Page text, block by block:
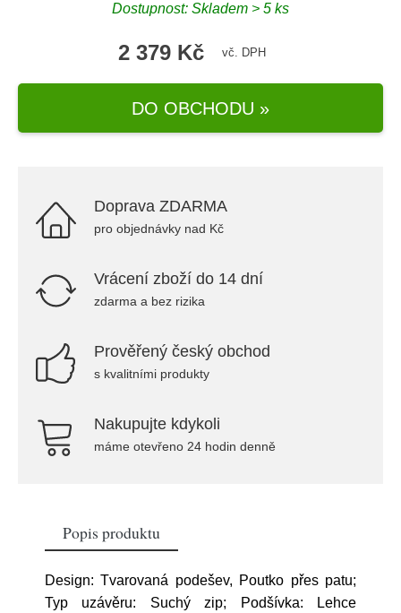
Dostupnost: Skladem > 5 ks
2 379 Kč vč. DPH
DO OBCHODU »
Doprava ZDARMA
pro objednávky nad Kč
Vrácení zboží do 14 dní
zdarma a bez rizika
Prověřený český obchod
s kvalitními produkty
Nakupujte kdykoli
máme otevřeno 24 hodin denně
Popis produktu
Design: Tvarovaná podešev, Poutko přes patu;
Typ uzávěru: Suchý zip; Podšívka: Lehce